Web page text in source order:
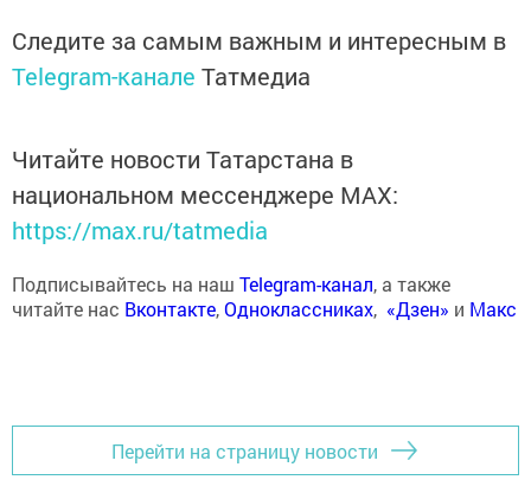
Следите за самым важным и интересным в
Telegram-канале Татмедиа
Читайте новости Татарстана в
национальном мессенджере MАХ:
https://max.ru/tatmedia
Подписывайтесь на наш Telegram-канал, а также
читайте нас Вконтакте,Одноклассниках, «Дзен» и Макс
Перейти на страницу новости